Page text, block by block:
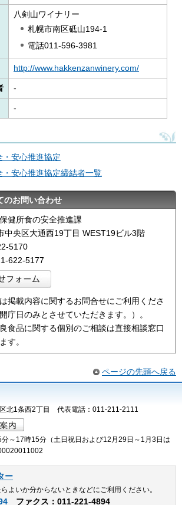
八剣山ワイナリー
札幌市南区砥山194-1
電話011-596-3981
http://www.hakkenzanwinery.com/
-
-
・安心推進協定
・安心推進協定締結者一覧
のお問い合わせ
健所食の安全推進課
中央区大通西19丁目 WEST19ビル3階
5170
622-5177
掲載内容に関するお問合せにご利用くださ
庁日のみとさせていただきます。）。
食品に関する個別のご相談は直接相談窓口
す。
ページの先頭へ戻る
北1条西2丁目 代表電話：011-211-2111
～17時15分（土日祝日および12月29日～1月3日は
ー
よいか分からないときなどにご利用ください。
ファクス：011-221-4894